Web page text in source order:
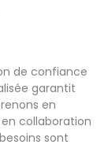
de confiance
garantit
en
collaboration
sont